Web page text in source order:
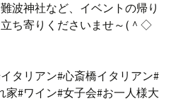
波神社など、イベントの帰り
ち寄りくださいませ～(＾◇
タリアン#心斎橋イタリアン#
家#ワイン#女子会#お一人様大